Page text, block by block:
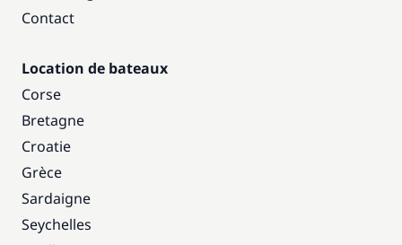
Contact
Location de bateaux
Corse
Bretagne
Croatie
Grèce
Sardaigne
Seychelles